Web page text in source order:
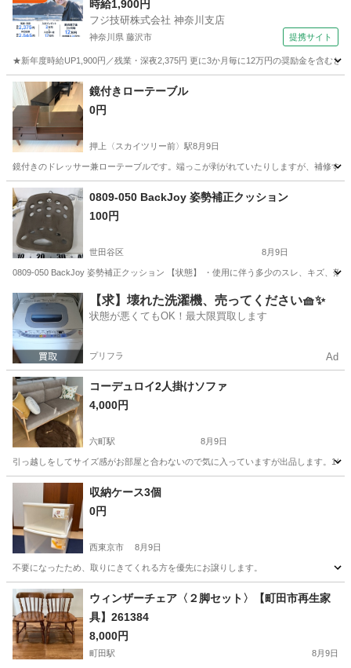
時給1,900円
フジ技研株式会社 神奈川支店
神奈川県 藤沢市 提携サイト
★新年度時給UP1,900円／残業・深夜2,375円 更に3か月毎に12万円の奨励金を含む
神奈川 藤沢市 その他
鏡付きローテーブル
0円
押上〈スカイツリー前〉駅8月9日
鏡付きのドレッサー兼ローテーブルです。端っこが剥がれていたりしますが、補修す
東京 墨田区 押上〈スカイツリー前〉駅 テーブル
0809-050 BackJoy 姿勢補正クッション
100円
世田谷区 8月9日
0809-050 BackJoy 姿勢補正クッション 【状態】 ・使用に伴う多少のスレ、キズ、
東京 世田谷区 椅子 現地
【求】壊れた洗濯機、売ってください🧺✨
状態が悪くてもOK！最大限買取します
プリフラ Ad
コーデュロイ2人掛けソファ
4,000円
六町駅 8月9日
引っ越しをしてサイズ感がお部屋と合わないので気に入っていますが出品します。1
東京 足立区 六町駅 ソファ
収納ケース3個
0円
西東京市 8月9日
不要になったため、取りにきてくれる方を優先にお譲りします。
東京 西東京市 収納家具
ウィンザーチェア〈２脚セット〉【町田市再生家
具】261384
8,000円
町田駅 8月9日